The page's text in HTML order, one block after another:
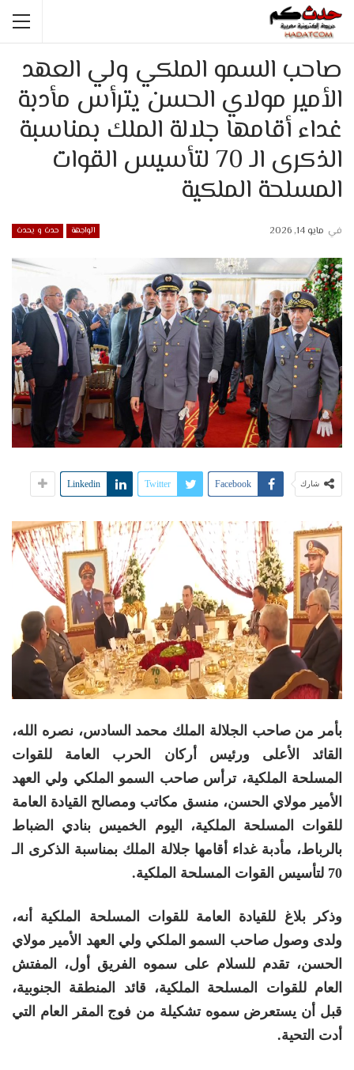
صاحب السمو الملكي ولي العهد
الأمير مولاي الحسن يترأس مأدبة
غداء أقامها جلالة الملك بمناسبة
الذكرى الـ 70 لتأسيس القوات
المسلحة الملكية
الواجهة حدث و يحدث في مايو 14, 2026
شارك Facebook
Twitter
Linkedin
بأمر من صاحب الجلالة الملك محمد السادس، نصره الله،
القائد الأعلى ورئيس أركان الحرب العامة للقوات
المسلحة الملكية، ترأس صاحب السمو الملكي ولي العهد
الأمير مولاي الحسن، منسق مكاتب ومصالح القيادة العامة
للقوات المسلحة الملكية، اليوم الخميس بنادي الضباط
بالرباط، مأدبة غداء أقامها جلالة الملك بمناسبة الذكرى الـ
70 لتأسيس القوات المسلحة الملكية.
وذكر بلاغ للقيادة العامة للقوات المسلحة الملكية أنه،
ولدى وصول صاحب السمو الملكي ولي العهد الأمير مولاي
الحسن، تقدم للسلام على سموه الفريق أول، المفتش
العام للقوات المسلحة الملكية، قائد المنطقة الجنوبية،
قبل أن يستعرض سموه تشكيلة من فوج المقر العام التي
أدت التحية.